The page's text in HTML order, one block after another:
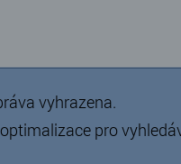
vyhrazena.
optimalizace pro